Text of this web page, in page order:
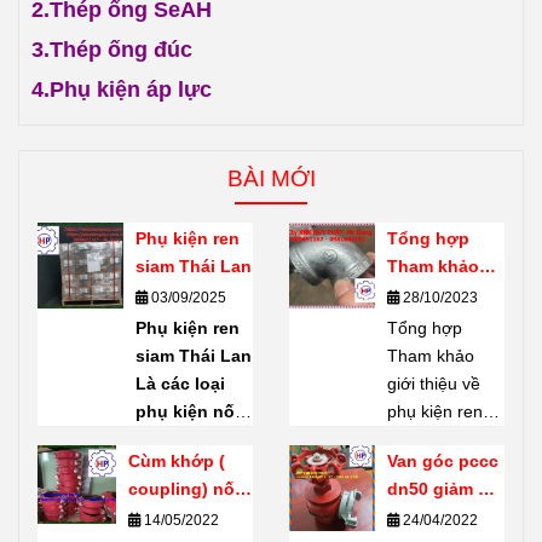
2.Thép ống SeAH
3.Thép ống đúc
4.Phụ kiện áp lực
BÀI MỚI
Phụ kiện ren
siam Thái Lan
03/09/2025
Phụ kiện ren
siam Thái Lan
Là các loại
phụ kiện nối
(threaded
fittings) do
thương hiệu
Tổng hợp
Tham khảo
giới thiệu về
phụ kiện ren
mạ kẽm
Shanxi Haili
Trung Quốc
28/10/2023
Tổng hợp
Tham khảo
giới thiệu về
phụ kiện ren
Shanxi Haili
Trung Quốc.
Phụ kiện ren
Cùm khớp (
coupling) nối
rãnh giá tốt
14/05/2022
Van góc pccc
dn50 giảm giá
thanh lý tại
24/04/2022